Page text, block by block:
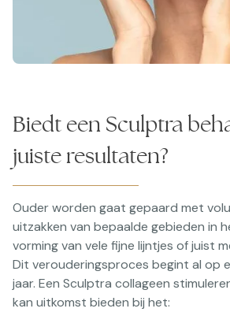
Biedt een Sculptra
juiste resultaten?
Ouder worden gaat gepaard met
uitzakken van bepaalde gebieden in
vorming van vele fijne lijntjes of juist
Dit verouderingsproces begint al op
jaar. Een Sculptra collageen
kan uitkomst bieden bij het: